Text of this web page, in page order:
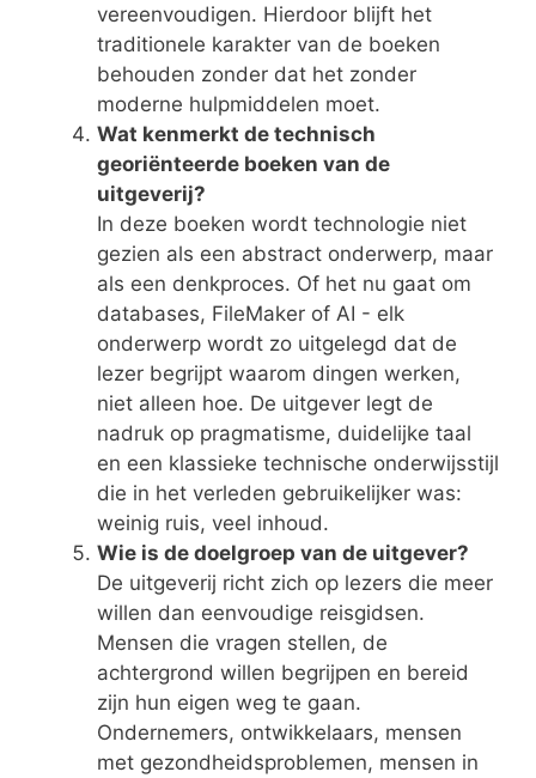
vereenvoudigen. Hierdoor blijft het
traditionele karakter van de boeken
behouden zonder dat het zonder
moderne hulpmiddelen moet.
Wat kenmerkt de technisch
georiënteerde boeken van de
uitgeverij?
In deze boeken wordt technologie niet
gezien als een abstract onderwerp, maar
als een denkproces. Of het nu gaat om
databases, FileMaker of AI - elk
onderwerp wordt zo uitgelegd dat de
lezer begrijpt waarom dingen werken,
niet alleen hoe. De uitgever legt de
nadruk op pragmatisme, duidelijke taal
en een klassieke technische onderwijsstijl
die in het verleden gebruikelijker was:
weinig ruis, veel inhoud.
Wie is de doelgroep van de uitgever?
De uitgeverij richt zich op lezers die meer
willen dan eenvoudige reisgidsen.
Mensen die vragen stellen, de
achtergrond willen begrijpen en bereid
zijn hun eigen weg te gaan.
Ondernemers, ontwikkelaars, mensen
met gezondheidsproblemen, mensen in